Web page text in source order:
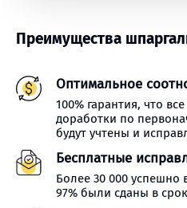
Преимущества
Оптимальное
100% гарантия, что
доработки по
будут учтены и
Бесплатные
Более 30 000
97% были сданы в